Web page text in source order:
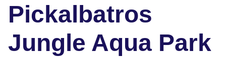
Pickalbatros
Jungle Aqua Park